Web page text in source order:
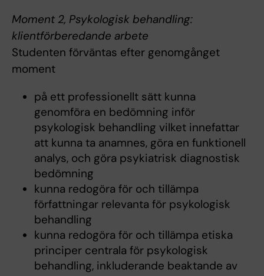
Moment 2, Psykologisk behandling:
klientförberedande arbete
Studenten förväntas efter genomgånget
moment
på ett professionellt sätt kunna
genomföra en bedömning inför
psykologisk behandling vilket innefattar
att kunna ta anamnes, göra en funktionell
analys, och göra psykiatrisk diagnostisk
bedömning
kunna redogöra för och tillämpa
författningar relevanta för psykologisk
behandling
kunna redogöra för och tillämpa etiska
principer centrala för psykologisk
behandling, inkluderande beaktande av